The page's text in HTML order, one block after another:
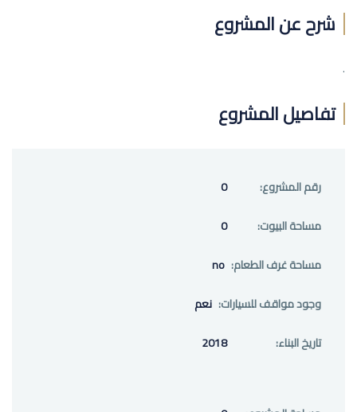
شرح عن المشروع
.
تفاصيل المشروع
رقم المشروع:
0
مساحة البيوت:
0
مساحة غرف الطعام: no
وجود مواقف للسيارات: نعم
تاريخ البناء:
2018